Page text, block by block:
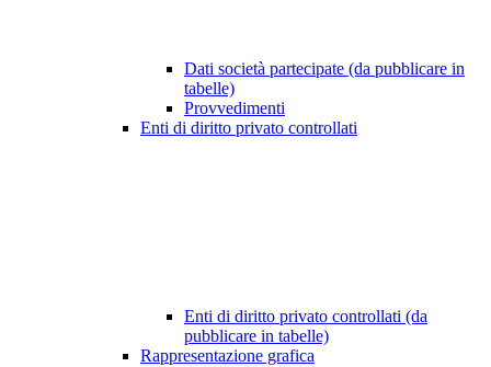
Dati società partecipate (da pubblicare in
tabelle)
Provvedimenti
Enti di diritto privato controllati
Enti di diritto privato controllati (da
pubblicare in tabelle)
Rappresentazione grafica